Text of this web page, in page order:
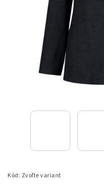
Kód: Zvoľte variant